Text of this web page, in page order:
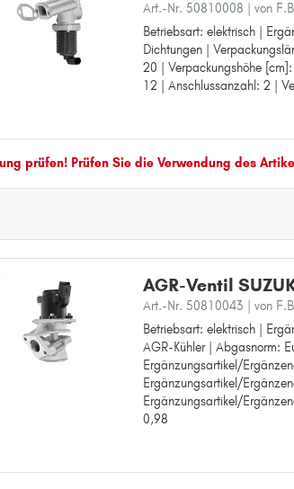
Art.-Nr. 50810008
| von
Betriebsart: elektrisch |
Dichtungen |
20 | Verpackungshöhe
12 | Anschlussanzahl: 2 |
Betriebsart: elektrisch
Ergänzungsartikel/
Verpackungslänge [cm]: 20
Verpackungsbreite [cm]: 20
Spannung [V]: 12
Anschlussanzahl: 2
Ventilart: Magnetventil
prüfen! Prüfen Sie die Verwendung des
AGR-Ventil
Art.-Nr. 50810043
| von
Betriebsart: elektrisch |
AGR-Kühler | Abgasnorm:
Ergänzungsartikel/
Ergänzungsartikel/
Ergänzungsartikel/
0,98
Betriebsart: elektrisch
Ergänzungsartikel/
Abgasnorm: Euro 4 (D4)
Pol-Anzahl: 5
Ergänzungsartikel/
Ergänzungsartikel/